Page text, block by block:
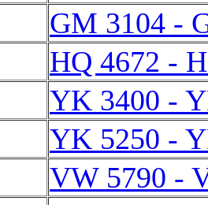
GM 3104 -
HQ 4672 -
YK 3400 -
YK 5250 -
VW 5790 -